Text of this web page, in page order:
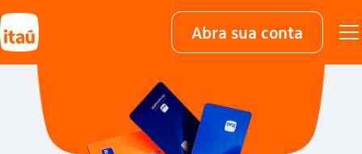
Abra sua conta